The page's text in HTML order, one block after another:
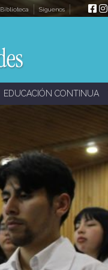
Biblioteca Síguenos
EDUCACIÓN CONTINUA